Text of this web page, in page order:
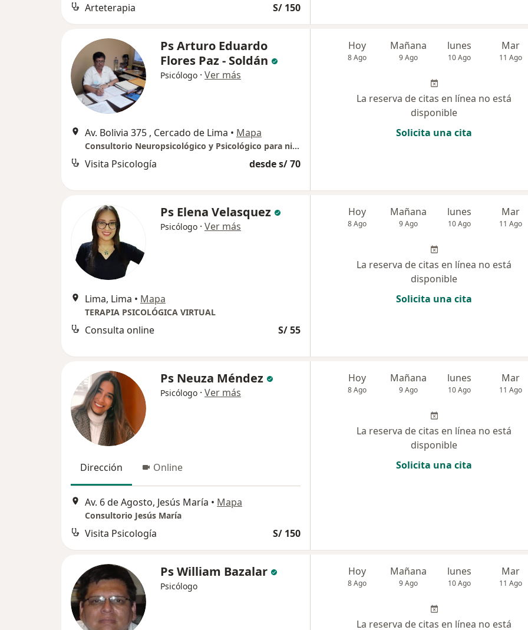
Arteterapia S/ 150
Ps Arturo Eduardo
Flores Paz - Soldán
Psicólogo · Ver más
Av. Bolivia 375 , Cercado de Lima • Mapa
Consultorio Neuropsicológico y Psicológico para niños, adolescentes, jóvenes, adultos y adultos mayores
Visita Psicología desde s/ 70
Hoy
8 Ago
Mañana
9 Ago
lunes
10 Ago
Mar
11 Ago
La reserva de citas en línea no está
disponible
Solicita una cita
Ps Elena Velasquez
Psicólogo · Ver más
Lima, Lima • Mapa
TERAPIA PSICOLÓGICA VIRTUAL
Consulta online S/ 55
Hoy
8 Ago
Mañana
9 Ago
lunes
10 Ago
Mar
11 Ago
La reserva de citas en línea no está
disponible
Solicita una cita
Ps Neuza Méndez
Psicólogo · Ver más
Dirección Online
Av. 6 de Agosto, Jesús María • Mapa
Consultorio Jesús María
Visita Psicología S/ 150
Hoy
8 Ago
Mañana
9 Ago
lunes
10 Ago
Mar
11 Ago
La reserva de citas en línea no está
disponible
Solicita una cita
Ps William Bazalar
Psicólogo
Hoy
8 Ago
Mañana
9 Ago
lunes
10 Ago
Mar
11 Ago
La reserva de citas en línea no está